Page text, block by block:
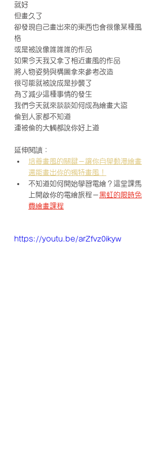
就好
但畫久了
卻發現自己畫出來的東西也會很像某種風
格
或是被說像誰誰誰的作品
如果今天我又拿了相近畫風的作品
將人物姿勢與構圖拿來參考改造
很可能就被說成是抄襲了
為了減少這種事情的發生
我們今天就來談談如何成為繪畫大盜
偷到人家都不知道
連被偷的大觸都說你好上道
延伸閱讀：
培養畫風的關鍵－讓你自學動漫繪畫
還能畫出你的獨特畫風！
不知道如何開始學習電繪？這堂課馬
上開啟你的電繪旅程－ 黑虹的限時免
費繪畫課程
https://youtu.be/arZfvz0ikyw